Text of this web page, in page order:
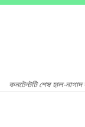
কনটেন্টটি শেষ হাল-